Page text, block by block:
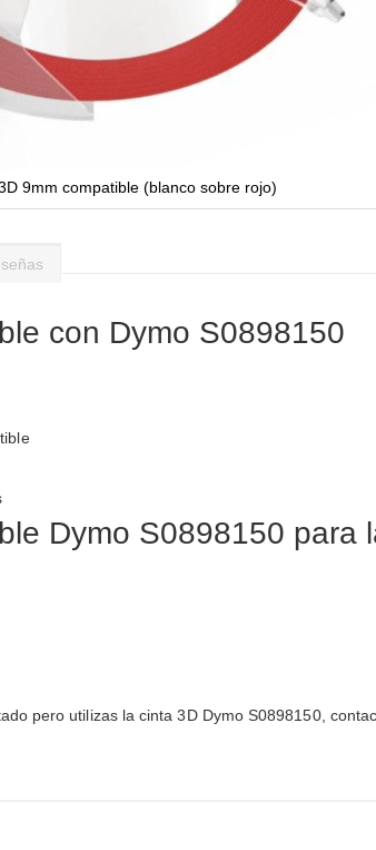
9mm compatible (blanco sobre rojo)
con Dymo S0898150
Dymo S0898150 para
pero utilizas la cinta 3D Dymo S0898150,